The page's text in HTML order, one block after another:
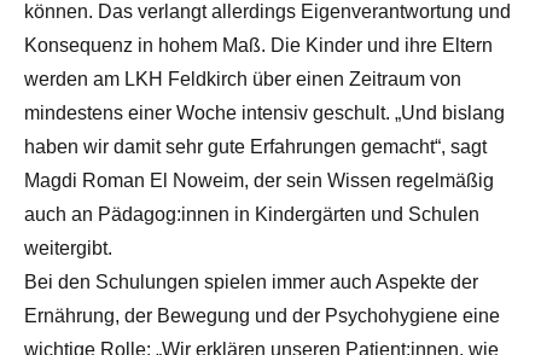
können. Das verlangt allerdings Eigenverantwortung und
Konsequenz in hohem Maß. Die Kinder und ihre Eltern
werden am LKH Feldkirch über einen Zeitraum von
mindestens einer Woche intensiv geschult. „Und bislang
haben wir damit sehr gute Erfahrungen gemacht“, sagt
Magdi Roman El Noweim, der sein Wissen regelmäßig
auch an Pädagog:innen in Kindergärten und Schulen
weitergibt.
Bei den Schulungen spielen immer auch Aspekte der
Ernährung, der Bewegung und der Psychohygiene eine
wichtige Rolle: „Wir erklären unseren Patient:innen, wie